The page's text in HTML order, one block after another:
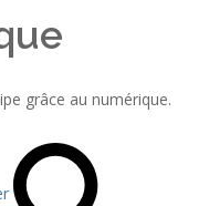
grâce au numérique.